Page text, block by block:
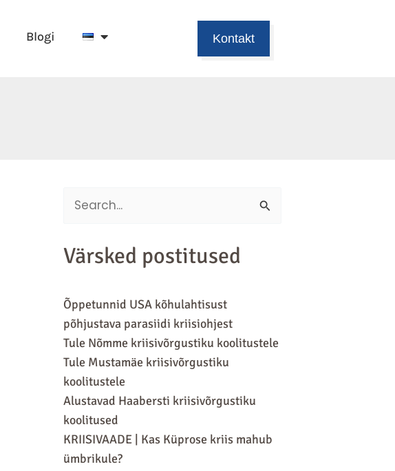
Blogi Kontakt
Search
Värsked postitused
Õppetunnid USA kõhulahtisust
põhjustava parasiidi kriisiohjest
Tule Nõmme kriisivõrgustiku koolitustele
Tule Mustamäe kriisivõrgustiku
koolitustele
Alustavad Haabersti kriisivõrgustiku
koolitused
KRIISIVAADE | Kas Küprose kriis mahub
ümbrikule?